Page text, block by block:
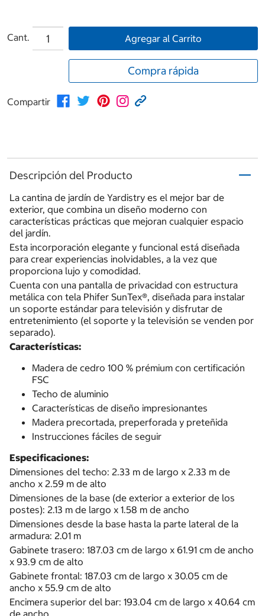
Cant. Agregar al Carrito
Compra rápida
Compartir
Descripción del Producto
La cantina de jardín de Yardistry es el mejor bar de
exterior, que combina un diseño moderno con
características prácticas que mejoran cualquier espacio
del jardín.
Esta incorporación elegante y funcional está diseñada
para crear experiencias inolvidables, a la vez que
proporciona lujo y comodidad.
Cuenta con una pantalla de privacidad con estructura
metálica con tela Phifer SunTex®, diseñada para instalar
un soporte estándar para televisión y disfrutar de
entretenimiento (el soporte y la televisión se venden por
separado).
Características:
Madera de cedro 100 % prémium con certificación
FSC
Techo de aluminio
Características de diseño impresionantes
Madera precortada, preperforada y preteñida
Instrucciones fáciles de seguir
Especificaciones:
Dimensiones del techo: 2.33 m de largo x 2.33 m de
ancho x 2.59 m de alto
Dimensiones de la base (de exterior a exterior de los
postes): 2.13 m de largo x 1.58 m de ancho
Dimensiones desde la base hasta la parte lateral de la
armadura: 2.01 m
Gabinete trasero: 187.03 cm de largo x 61.91 cm de ancho
x 93.9 cm de alto
Gabinete frontal: 187.03 cm de largo x 30.05 cm de
ancho x 55.9 cm de alto
Encimera superior del bar: 193.04 cm de largo x 40.64 cm
de ancho